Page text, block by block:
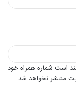
است شماره همراه خود
منتشر نخواهد شد.